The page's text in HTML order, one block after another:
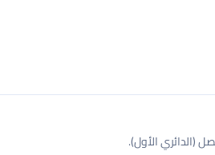
(الدائري الأول).